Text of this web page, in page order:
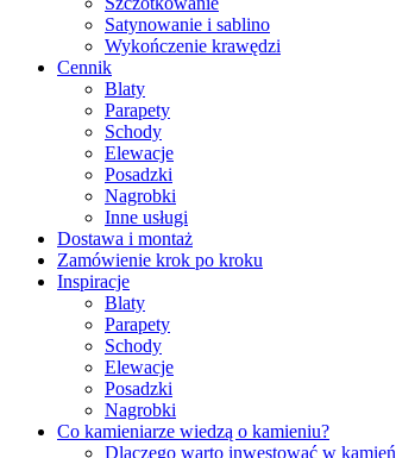
Satynowanie i sablino
Wykończenie krawędzi
Cennik
Blaty
Parapety
Schody
Elewacje
Posadzki
Nagrobki
Inne usługi
Dostawa i montaż
Zamówienie krok po kroku
Inspiracje
Blaty
Parapety
Schody
Elewacje
Posadzki
Nagrobki
Co kamieniarze wiedzą o kamieniu?
Dlaczego warto inwestować w kamień